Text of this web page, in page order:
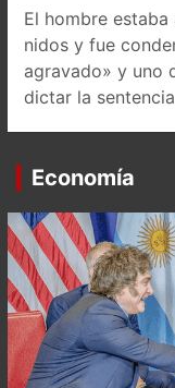
El hombre
nidos y fue
agravado» y uno
dictar la
Economía